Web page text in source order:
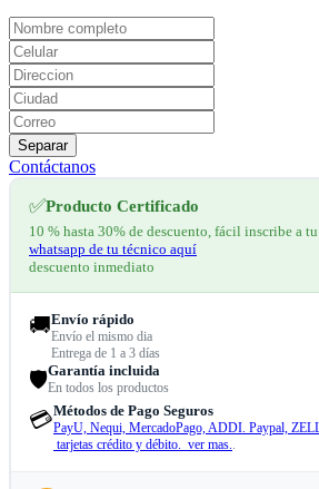
Separar
Contáctanos
✅Producto Certificado
10 % hasta 30% de descuento, fácil inscribe a
whatsapp de tu técnico aquí
descuento inmediato
🚚Envío rápido
Envío el mismo dia
Entrega de 1 a 3 días
🛡️Garantía incluida
En todos los productos
💳Métodos de Pago Seguros
PayU, Nequi, MercadoPago, ADDI. Paypal,
tarjetas crédito y débito. ver mas..